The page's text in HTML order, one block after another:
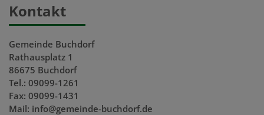
Kontakt
Gemeinde Buchdorf
Rathausplatz 1
86675 Buchdorf
Tel.: 09099-1261
Fax: 09099-1431
Mail: info@gemeinde-buchdorf.de